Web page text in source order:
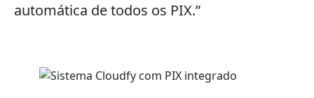
automática de todos os PIX.”